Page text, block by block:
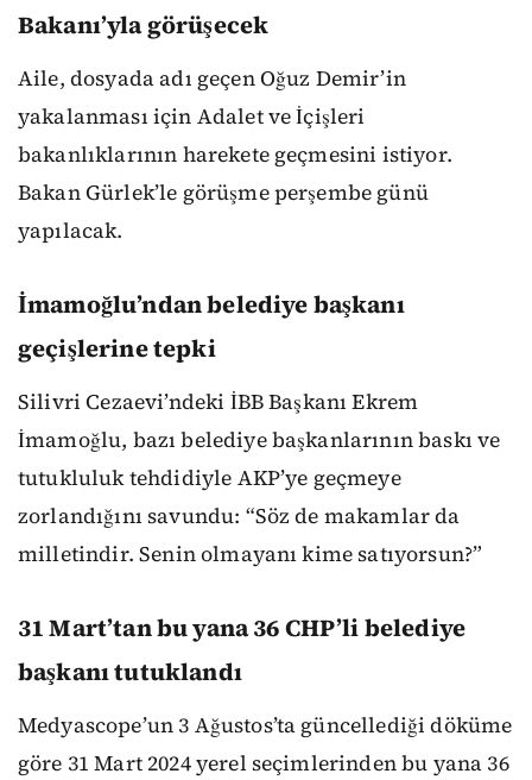
Bakanı’yla görüşecek
Aile, dosyada adı geçen Oğuz Demir’in
yakalanması için Adalet ve İçişleri
bakanlıklarının harekete geçmesini istiyor.
Bakan Gürlek’le görüşme perşembe günü
yapılacak.
İmamoğlu’ndan belediye başkanı
geçişlerine tepki
Silivri Cezaevi’ndeki İBB Başkanı Ekrem
İmamoğlu, bazı belediye başkanlarının baskı ve
tutukluluk tehdidiyle AKP’ye geçmeye
zorlandığını savundu: “Söz de makamlar da
milletindir. Senin olmayanı kime satıyorsun?”
31 Mart’tan bu yana 36 CHP’li belediye
başkanı tutuklandı
Medyascope’un 3 Ağustos’ta güncellediği döküme
göre 31 Mart 2024 yerel seçimlerinden bu yana 36